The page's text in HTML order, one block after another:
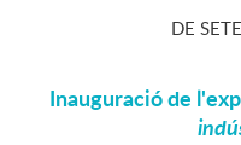
DE
Inauguració de